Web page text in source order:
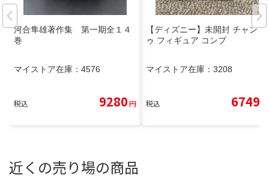
河合隼雄著作集 第一期全１４
巻
マイストア在庫： 4576
税込 9280円
【ディズニー】未開封 チャンド
ゥ フィギュア コンプ
マイストア在庫： 3208
税込 6749
近くの売り場の商品